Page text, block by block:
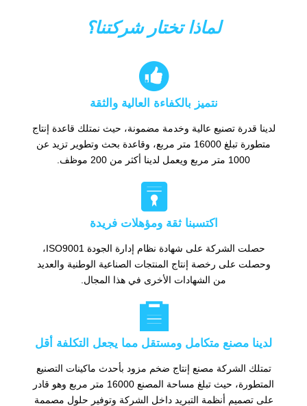
لماذا تختار شركتنا؟

نتميز بالكفاءة العالية والثقة
لدينا قدرة تصنيع عالية وخدمة مضمونة، حيث نمتلك قاعدة إنتاج
متطورة تبلغ 16000 متر مربع، وقاعدة بحث وتطوير تزيد عن
1000 متر مربع ويعمل لدينا أكثر من 200 موظف.

اكتسبنا ثقة ومؤهلات فريدة
حصلت الشركة على شهادة نظام إدارة الجودة ISO9001،
وحصلت على رخصة إنتاج المنتجات الصناعية الوطنية والعديد
من الشهادات الأخرى في هذا المجال.

لدينا مصنع متكامل ومستقل مما يجعل التكلفة أقل
تمتلك الشركة مصنع إنتاج ضخم مزود بأحدث ماكينات التصنيع
المتطورة، حيث تبلغ مساحة المصنع 16000 متر مربع وهو قادر
على تصميم أنظمة التبريد داخل الشركة وتوفير حلول مصممة